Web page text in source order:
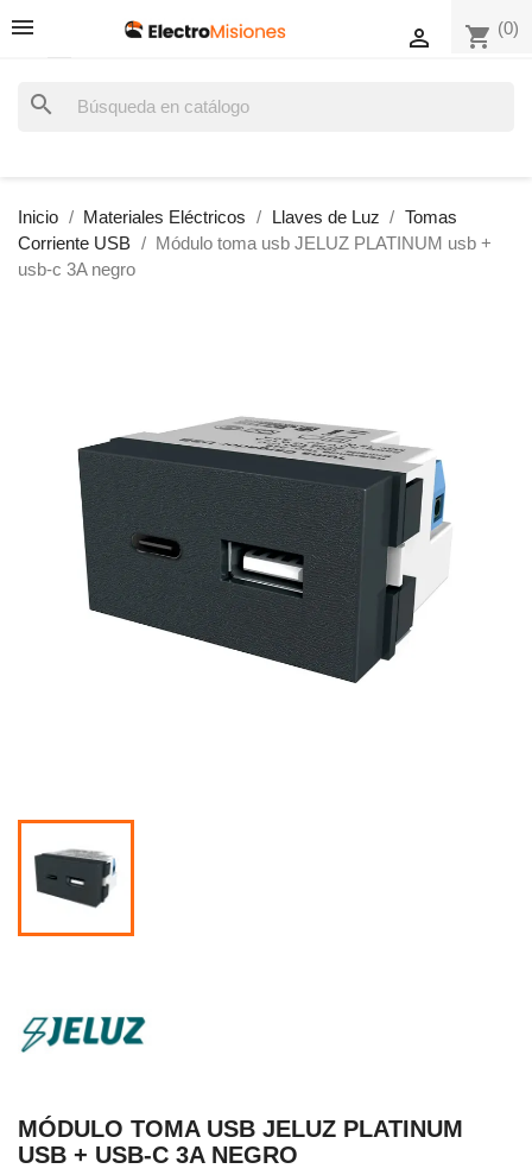
shopping_cart (0)

search
Inicio Materiales Eléctricos Llaves de Luz
Tomas
Corriente USB
Módulo toma usb JELUZ PLATINUM usb +
usb-c 3A negro
MÓDULO TOMA USB JELUZ PLATINUM
USB + USB-C 3A NEGRO